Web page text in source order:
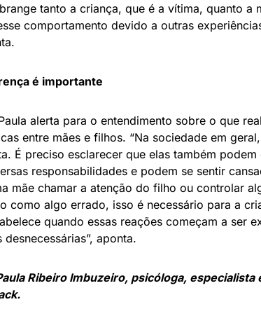
tanto a criança, que é a vítima, quanto a
comportamento devido a outras
é importante
alerta para o entendimento sobre o que
entre mães e filhos. “Na sociedade em
É preciso esclarecer que elas também podem
responsabilidades e podem se sentir
mãe chamar a atenção do filho ou controlar
como algo errado, isso é necessário para a
quando essas reações começam a ser
desnecessárias”, aponta.
Ribeiro Imbuzeiro, psicóloga,